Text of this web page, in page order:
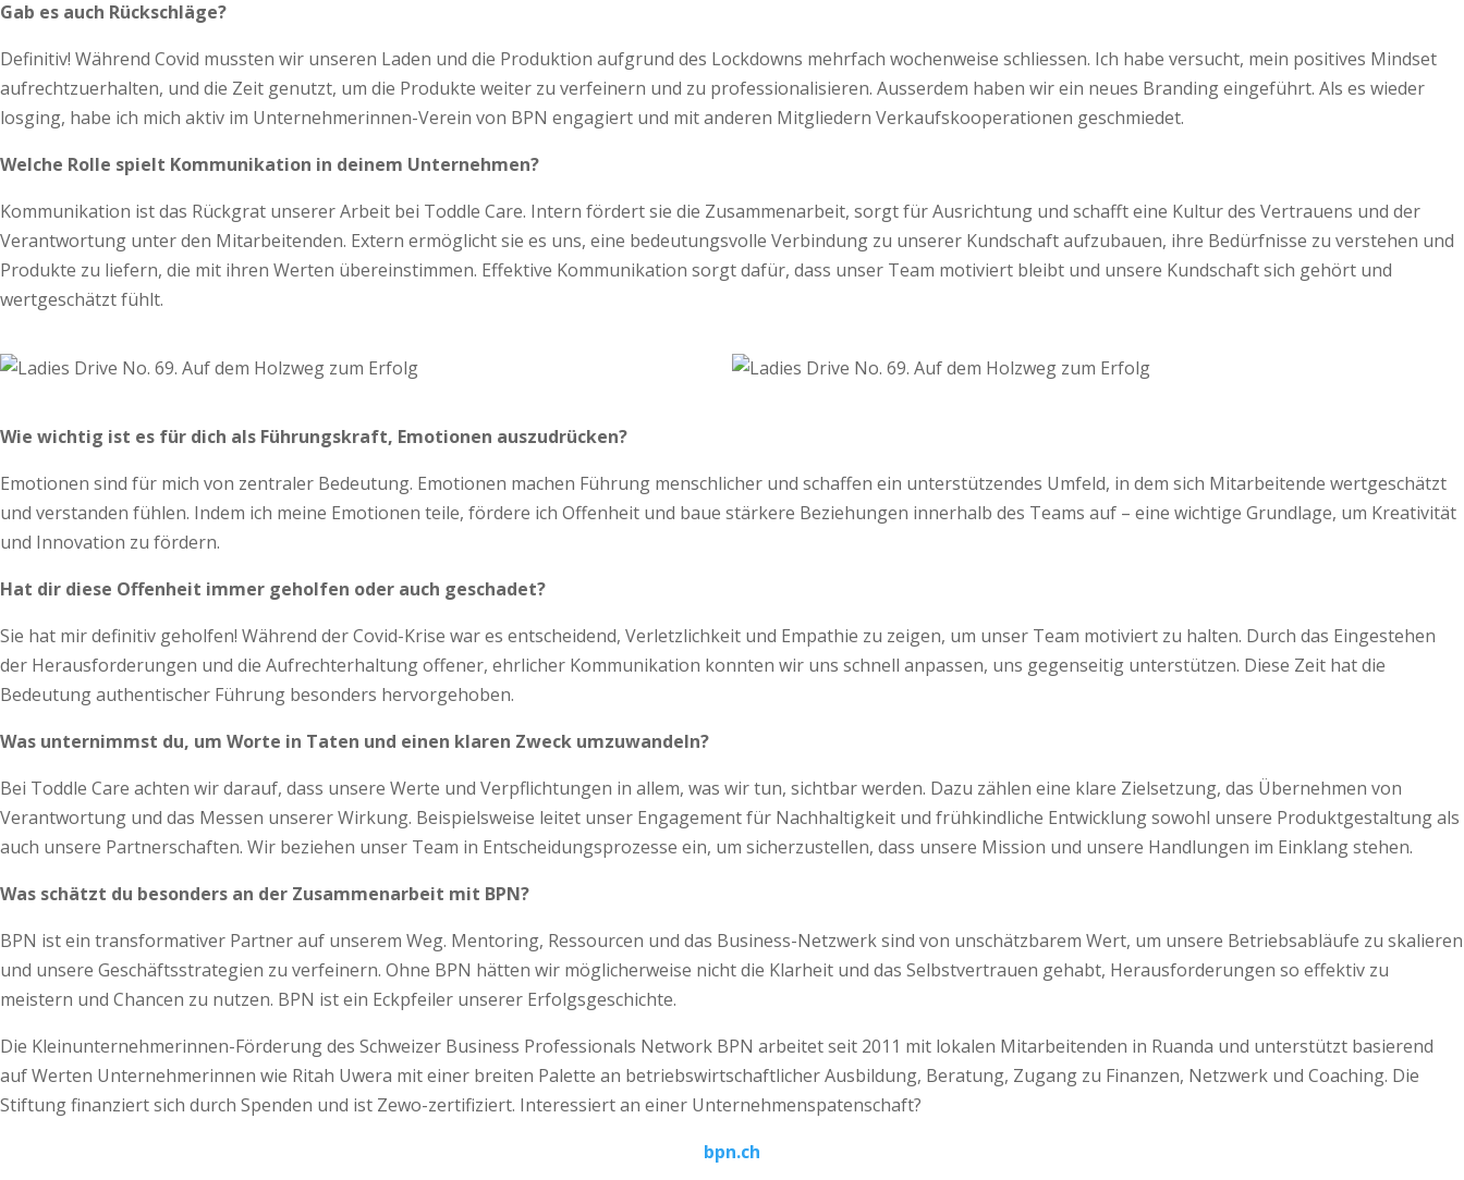
Gab es auch Rückschläge?
Definitiv! Während Covid mussten wir unseren Laden und die Produktion aufgrund des Lockdowns mehrfach wochenweise schliessen. Ich habe versucht, mein positives Mindset
aufrechtzuerhalten, und die Zeit genutzt, um die Produkte weiter zu verfeinern und zu professionalisieren. Ausserdem haben wir ein neues Branding eingeführt. Als es wieder
losging, habe ich mich aktiv im Unternehmerinnen-Verein von BPN engagiert und mit anderen Mitgliedern Verkaufskooperationen geschmiedet.
Welche Rolle spielt Kommunikation in deinem Unternehmen?
Kommunikation ist das Rückgrat unserer Arbeit bei Toddle Care. Intern fördert sie die Zusammenarbeit, sorgt für Ausrichtung und schafft eine Kultur des Vertrauens und der
Verantwortung unter den Mitarbeitenden. Extern ermöglicht sie es uns, eine bedeutungsvolle Verbindung zu unserer Kundschaft aufzubauen, ihre Bedürfnisse zu verstehen und
Produkte zu liefern, die mit ihren Werten übereinstimmen. Effektive Kommunikation sorgt dafür, dass unser Team motiviert bleibt und unsere Kundschaft sich gehört und
wertgeschätzt fühlt.
Wie wichtig ist es für dich als Führungskraft, Emotionen auszudrücken?
Emotionen sind für mich von zentraler Bedeutung. Emotionen machen Führung menschlicher und schaffen ein unterstützendes Umfeld, in dem sich Mitarbeitende wertgeschätzt
und verstanden fühlen. Indem ich meine Emotionen teile, fördere ich Offenheit und baue stärkere Beziehungen innerhalb des Teams auf – eine wichtige Grundlage, um Kreativität
und Innovation zu fördern.
Hat dir diese Offenheit immer geholfen oder auch geschadet?
Sie hat mir definitiv geholfen! Während der Covid-Krise war es entscheidend, Verletzlichkeit und Empathie zu zeigen, um unser Team motiviert zu halten. Durch das Eingestehen
der Herausforderungen und die Aufrechterhaltung offener, ehrlicher Kommunikation konnten wir uns schnell anpassen, uns gegenseitig unterstützen. Diese Zeit hat die
Bedeutung authentischer Führung besonders hervorgehoben.
Was unternimmst du, um Worte in Taten und einen klaren Zweck umzuwandeln?
Bei Toddle Care achten wir darauf, dass unsere Werte und Verpflichtungen in allem, was wir tun, sichtbar werden. Dazu zählen eine klare Zielsetzung, das Übernehmen von
Verantwortung und das Messen unserer Wirkung. Beispielsweise leitet unser Engagement für Nachhaltigkeit und frühkindliche Entwicklung sowohl unsere Produktgestaltung als
auch unsere Partnerschaften. Wir beziehen unser Team in Entscheidungsprozesse ein, um sicher­zustellen, dass unsere Mission und unsere Handlungen im Einklang stehen.
Was schätzt du besonders an der Zusammenarbeit mit BPN?
BPN ist ein transformativer Partner auf unserem Weg. Mentoring, Ressourcen und das Business-Netzwerk sind von unschätzbarem Wert, um unsere Betriebs­abläufe zu skalieren
und unsere Ge­schäftsstrategien zu verfeinern. Ohne BPN hätten wir möglicherweise nicht die Klarheit und das Selbstvertrauen gehabt, Herausforderungen so effektiv zu
meistern und Chancen zu nutzen. BPN ist ein Eckpfeiler unserer Erfolgsgeschichte.
Die Kleinunternehmerinnen-Förderung des Schweizer Business Professionals Network BPN arbeitet seit 2011 mit lokalen Mitarbeitenden in Ruanda und unterstützt basierend
auf Werten Unternehmerinnen wie Ritah Uwera mit einer breiten Palette an betriebswirtschaftlicher Ausbildung, Beratung, Zugang zu Finanzen, Netzwerk und Coaching. Die
Stiftung finanziert sich durch Spenden und ist Zewo-zertifiziert. Inte­ressiert an einer Unternehmenspatenschaft?
bpn.ch